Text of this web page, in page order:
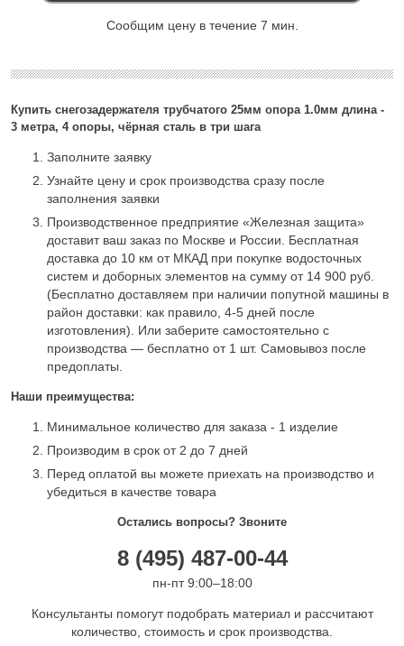
Купить снегозадержателя трубчатого 25мм опора 1.0мм длина -
3 метра, 4 опоры, чёрная сталь в три шага
Заполните заявку
Узнайте цену и срок производства сразу после
заполнения заявки
Производственное предприятие «Железная защита»
доставит ваш заказ по Москве и России. Бесплатная
доставка до 10 км от МКАД при покупке водосточных
систем и доборных элементов на сумму от 14 900 руб.
(Бесплатно доставляем при наличии попутной машины в
район доставки: как правило, 4-5 дней после
изготовления). Или заберите самостоятельно с
производства — бесплатно от 1 шт. Самовывоз после
предоплаты.
Наши преимущества:
Минимальное количество для заказа - 1 изделие
Производим в срок от 2 до 7 дней
Перед оплатой вы можете приехать на производство и
убедиться в качестве товара
Сообщим цену в течение 7 мин.
Остались вопросы? Звоните
8 (495) 487-00-44
пн-пт 9:00–18:00
Консультанты помогут подобрать материал и рассчитают
количество, стоимость и срок производства.